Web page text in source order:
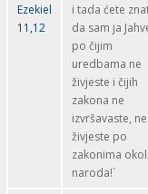
Ezekiel
11,12
i tada ćete
da sam ja
po čijim
uredbama ne
živjeste i čijih
zakona ne
izvršavaste,
živjeste po
zakonima
naroda!`